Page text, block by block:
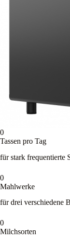
0
Tassen pro Tag
für stark frequentierte
0
Mahlwerke
für drei verschiedene
0
Milchsorten